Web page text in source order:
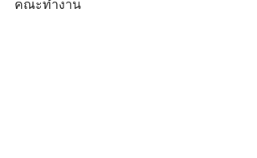
คณะทำงาน